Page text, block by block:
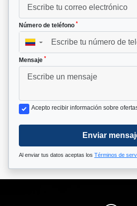
Número de teléfono *
▼
Mensaje *
Acepto recibir información sobre
Enviar
Al enviar tus datos aceptas los Términos de